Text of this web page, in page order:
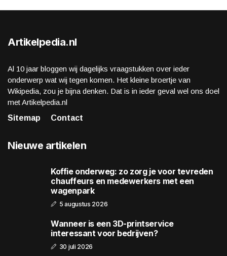
Artikelpedia.nl
Al 10 jaar bloggen wij dagelijks vraagstukken over ieder
onderwerp wat wij tegen komen. Het kleine broertje van
Wikipedia, zou je bijna denken. Dat is in ieder geval wel ons doel
met Artikelpedia.nl
Sitemap
Contact
Nieuwe artikelen
Koffie onderweg: zo zorg je voor tevreden
chauffeurs en medewerkers met een
wagenpark
5 augustus 2026
Wanneer is een 3D-printservice
interessant voor bedrijven?
30 juli 2026